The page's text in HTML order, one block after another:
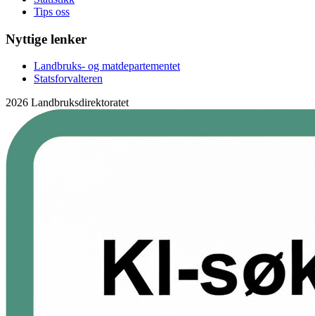
Tips oss
Nyttige lenker
Landbruks- og matdepartementet
Statsforvalteren
2026 Landbruksdirektoratet